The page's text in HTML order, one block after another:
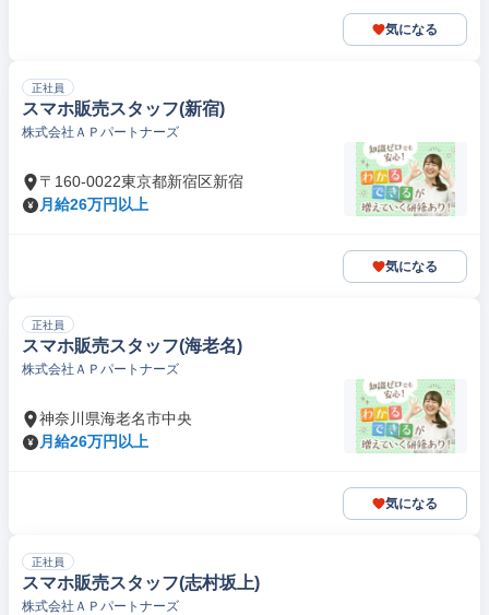
気になる
正社員
スマホ販売スタッフ(新宿)
株式会社ＡＰパートナーズ
〒160-0022東京都新宿区新宿
月給26万円以上
気になる
正社員
スマホ販売スタッフ(海老名)
株式会社ＡＰパートナーズ
神奈川県海老名市中央
月給26万円以上
気になる
正社員
スマホ販売スタッフ(志村坂上)
株式会社ＡＰパートナーズ